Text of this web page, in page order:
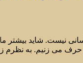
نیست. شاید بیشتر
حرف می زنیم. به نظرم